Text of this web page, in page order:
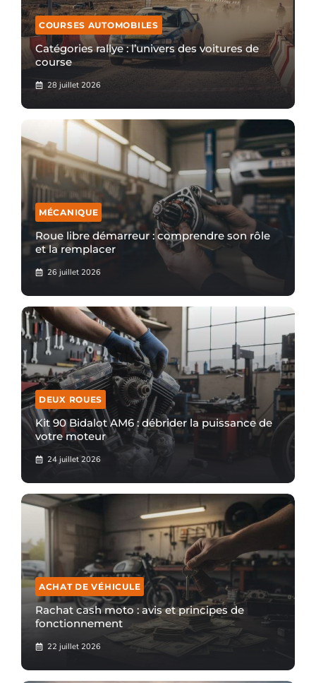
COURSES AUTOMOBILES
Catégories rallye : l’univers des voitures de
course
28 juillet 2026
MÉCANIQUE
Roue libre démarreur : comprendre son rôle
et la remplacer
26 juillet 2026
DEUX ROUES
Kit 90 Bidalot AM6 : débrider la puissance de
votre moteur
24 juillet 2026
ACHAT DE VÉHICULE
Rachat cash moto : avis et principes de
fonctionnement
22 juillet 2026